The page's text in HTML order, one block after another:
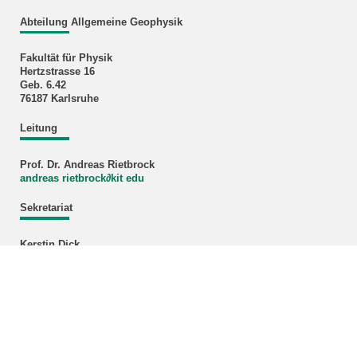
Abteilung Allgemeine Geophysik
Fakultät für Physik
Hertzstrasse 16
Geb. 6.42
76187 Karlsruhe
Leitung
Prof. Dr. Andreas Rietbrock
andreas rietbrock∂kit edu
Sekretariat
Kerstin Dick